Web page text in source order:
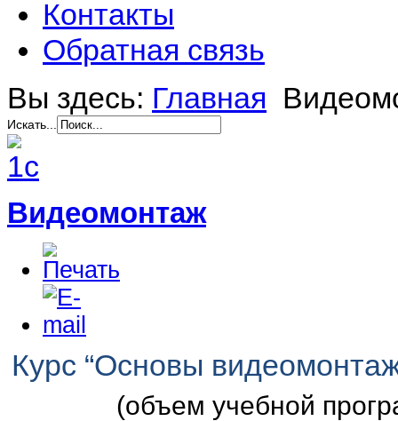
Контакты
Обратная связь
Вы здесь: Главная
Искать...
Видеомонтаж
Курс “Основы
(объем учебной